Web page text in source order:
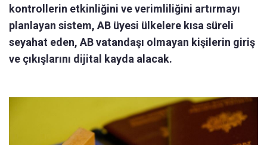
kontrollerin etkinliğini ve verimliliğini artırmayı
planlayan sistem, AB üyesi ülkelere kısa süreli
seyahat eden, AB vatandaşı olmayan kişilerin giriş
ve çıkışlarını dijital kayda alacak.